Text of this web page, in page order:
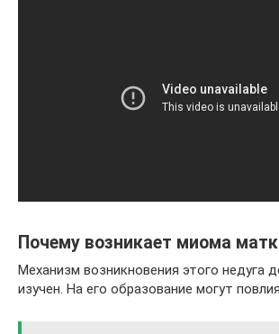
Почему возникает миома
Механизм возникновения этого недуга
изучен. На его образование могут